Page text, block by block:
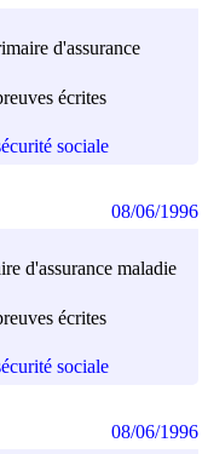
d'assurance
écrites
sociale
d'assurance maladie
écrites
sociale
08/06/1996
08/06/1996